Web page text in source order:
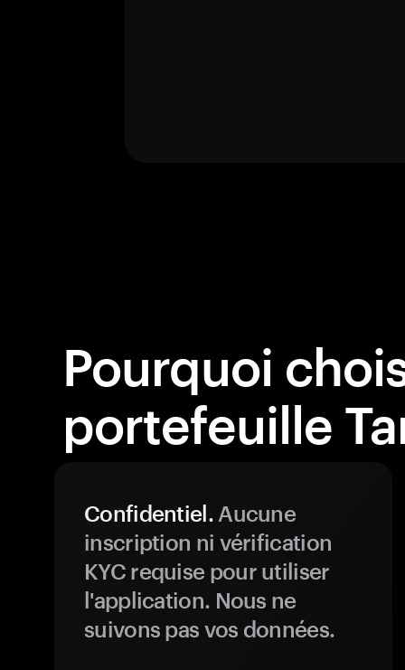
Pourquoi
portefeuille
Confidentiel.Aucune
inscription ni vérification
KYC requise pour utiliser
l'application. Nous ne
suivons pas vos données.